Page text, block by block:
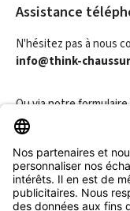
Assistance
N'hésitez pas à nous
info@think-
Ou via notre
Révoquer un
Informations